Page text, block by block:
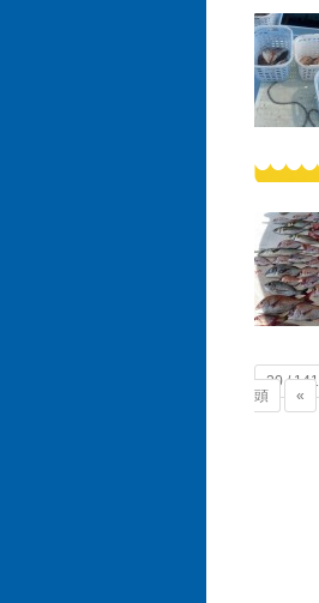
20 / 141
頭
«